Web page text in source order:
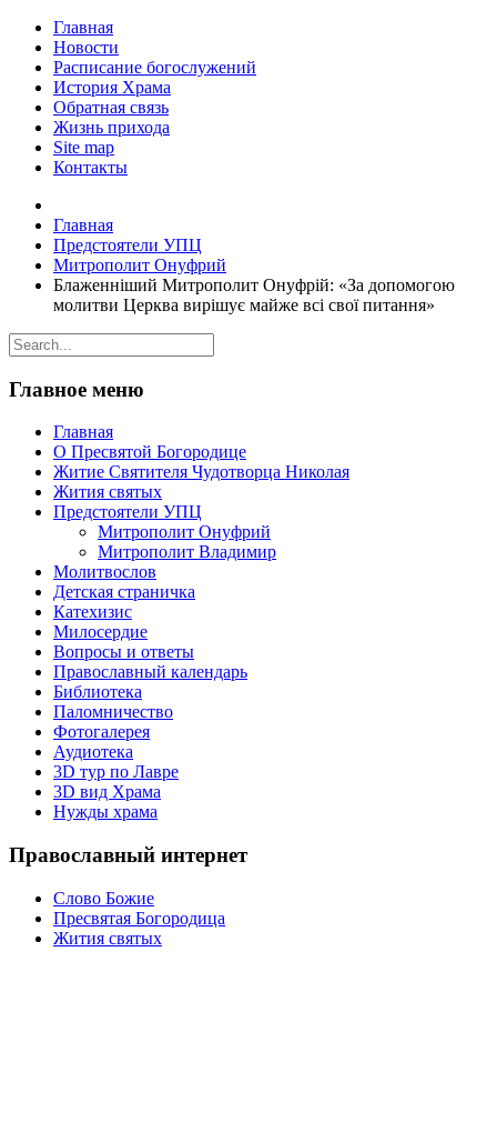
Главная
Новости
Расписание богослужений
История Храма
Обратная связь
Жизнь прихода
Site map
Контакты
Главная
Предстоятели УПЦ
Митрополит Онуфрий
Блаженніший Митрополит Онуфрій: «За допомогою
молитви Церква вирішує майже всі свої питання»
Главное меню
Главная
О Пресвятой Богородице
Житие Святителя Чудотворца Николая
Жития святых
Предстоятели УПЦ
Митрополит Онуфрий
Митрополит Владимир
Молитвослов
Детская страничка
Катехизис
Милосердие
Вопросы и ответы
Православный календарь
Библиотека
Паломничество
Фотогалерея
Аудиотека
3D тур по Лавре
3D вид Храма
Нужды храма
Православный интернет
Слово Божие
Пресвятая Богородица
Жития святых